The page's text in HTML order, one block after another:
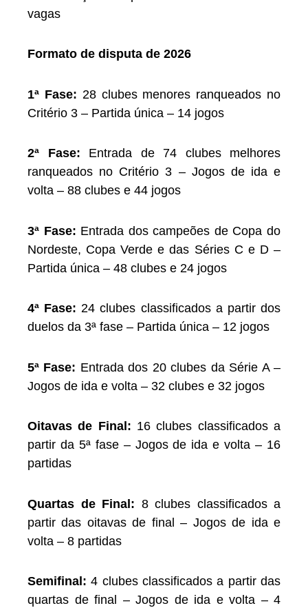
vagas
Formato de disputa de 2026
1ª Fase: 28 clubes menores ranqueados no
Critério 3 – Partida única – 14 jogos
2ª Fase: Entrada de 74 clubes melhores
ranqueados no Critério 3 – Jogos de ida e
volta – 88 clubes e 44 jogos
3ª Fase: Entrada dos campeões de Copa do
Nordeste, Copa Verde e das Séries C e D –
Partida única – 48 clubes e 24 jogos
4ª Fase:24 clubes classificados a partir dos
duelos da 3ª fase – Partida única – 12 jogos
5ª Fase: Entrada dos 20 clubes da Série A –
Jogos de ida e volta – 32 clubes e 32 jogos
Oitavas de Final: 16 clubes classificados a
partir da 5ª fase – Jogos de ida e volta – 16
partidas
Quartas de Final: 8 clubes classificados a
partir das oitavas de final – Jogos de ida e
volta – 8 partidas
Semifinal: 4 clubes classificados a partir das
quartas de final – Jogos de ida e volta – 4